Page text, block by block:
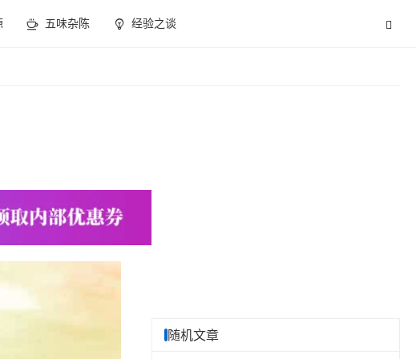
五味杂陈 经验之谈
随机文章